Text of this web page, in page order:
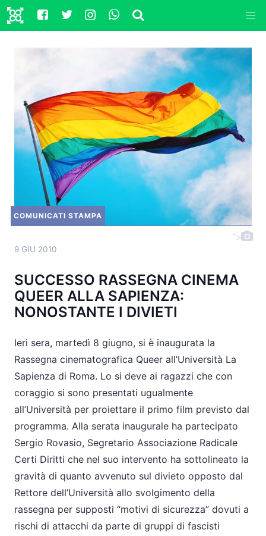
COMUNICATI STAMPA
">
9 GIU 2010
SUCCESSO RASSEGNA CINEMA
QUEER ALLA SAPIENZA:
NONOSTANTE I DIVIETI
Ieri sera, martedì 8 giugno, si è inaugurata la
Rassegna cinematografica Queer all’Università La
Sapienza di Roma. Lo si deve ai ragazzi che con
coraggio si sono presentati ugualmente
all’Università per proiettare il primo film previsto dal
programma. Alla serata inaugurale ha partecipato
Sergio Rovasio, Segretario Associazione Radicale
Certi Diritti che nel suo intervento ha sottolineato la
gravità di quanto avvenuto sul divieto opposto dal
Rettore dell’Università allo svolgimento della
rassegna per supposti “motivi di sicurezza” dovuti a
rischi di attacchi da parte di gruppi di fascisti